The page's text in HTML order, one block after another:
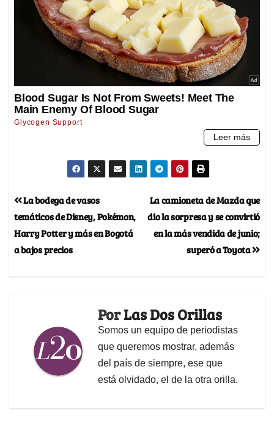
La camioneta de Mazda que
dio la sorpresa y se convirtió
en la más vendida de junio;
superó a Toyota
La bodega de vasos
temáticos de Disney, Pokémon,
Harry Potter y más en Bogotá
a bajos precios
PorLas Dos Orillas
Somos un equipo de periodistas
que queremos mostrar, además
del país de siempre, ese que
está olvidado, el de la otra orilla.